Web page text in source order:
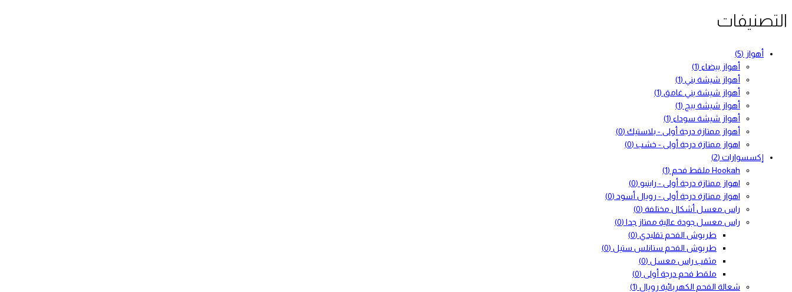
التصنيفات
أهواز (5)
أهواز بيضاء (1)
أهواز شيشة بني (1)
أهواز شيشة بني غامق (1)
أهواز شيشة بيج (1)
أهواز شيشة سوداء (1)
أهواز ممتازة درجة أولى - بلاستيك (0)
اهواز ممتازة درجة أولى - خشب (0)
إكسسوارات (2)
Hookah ملقط فحم
(1)
اهواز ممتازة درجة أولى - راينبو (0)
اهواز ممتازة درجة أولى - رويال أسود (0)
راس معسل أشكال مختلفة (0)
راس معسل جودة عالية ممتاز جدا (0)
طربوش الفحم تقليدي (0)
طربوش الفحم ستانلس ستيل (0)
مثقب راس معسل (0)
ملقط فحم درجة أولى (0)
شعالة الفحم الكهربائية رويال (1)